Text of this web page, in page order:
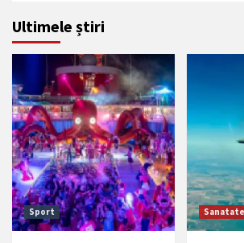
Ultimele știri
Sport Sanatate